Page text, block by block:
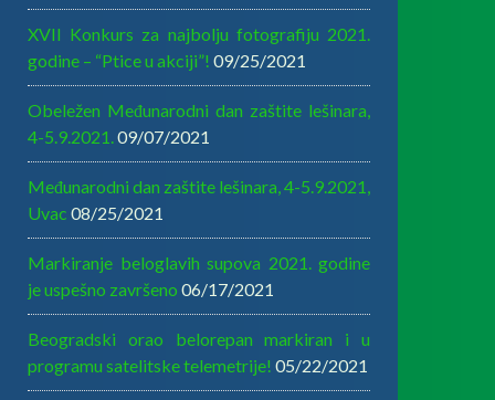
XVII Konkurs za najbolju fotografiju 2021.
godine – “Ptice u akciji”! 09/25/2021
Obeležen Međunarodni dan zaštite lešinara,
4-5.9.2021. 09/07/2021
Međunarodni dan zaštite lešinara, 4-5.9.2021,
Uvac 08/25/2021
Markiranje beloglavih supova 2021. godine
je uspešno završeno 06/17/2021
Beogradski orao belorepan markiran i u
programu satelitske telemetrije! 05/22/2021